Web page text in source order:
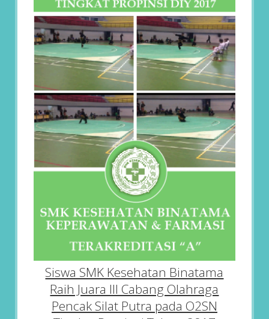
Siswa SMK Kesehatan Binatama
Raih Juara III Cabang Olahraga
Pencak Silat Putra pada O2SN